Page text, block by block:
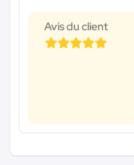
Avis du client